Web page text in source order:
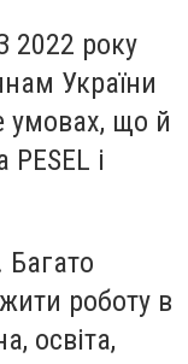
2022 року
України
умовах, що й
і
Багато
роботу в
освіта,